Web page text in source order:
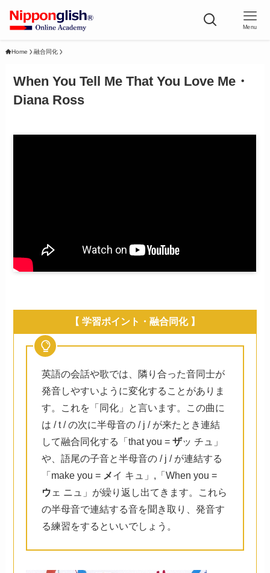
Menu
Home 融合同化
When You Tell Me That You Love Me・
Diana Ross
【 学習ポイント・融合同化 】
英語の会話や歌では、隣り合った音同士が
発音しやすいように変化することがありま
す。これを「同化」と言います。この曲に
は / t / の次に半母音の / j / が来たとき連結
して融合同化する「that you =ザッ チュ」
や、語尾の子音と半母音の / j / が連結する
「make you = メイ キュ」,「When you =
ウェ ニュ」が繰り返し出てきます。これら
の半母音で連結する音を聞き取り、発音す
る練習をするといいでしょう。